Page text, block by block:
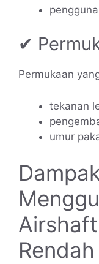
✔
Permukaan
tekanan
umur
Rendah